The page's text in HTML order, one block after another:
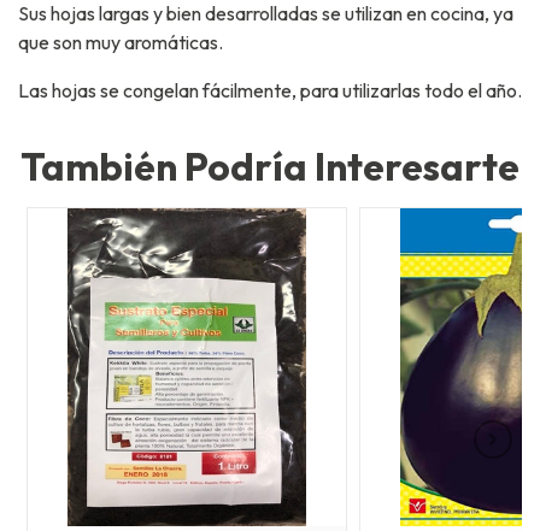
Sus hojas largas y bien desarrolladas se utilizan en cocina, ya
que son muy aromáticas.
Las hojas se congelan fácilmente, para utilizarlas todo el año.
También Podría Interesarte